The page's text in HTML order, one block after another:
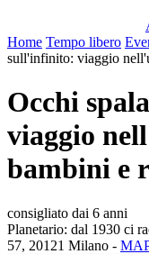
Home Tempo libero
sull'infinito: viaggio
Occhi
viaggio
bambini e
consigliato dai 6 anni
Planetario: dal 1930 ci
57, 20121 Milano -